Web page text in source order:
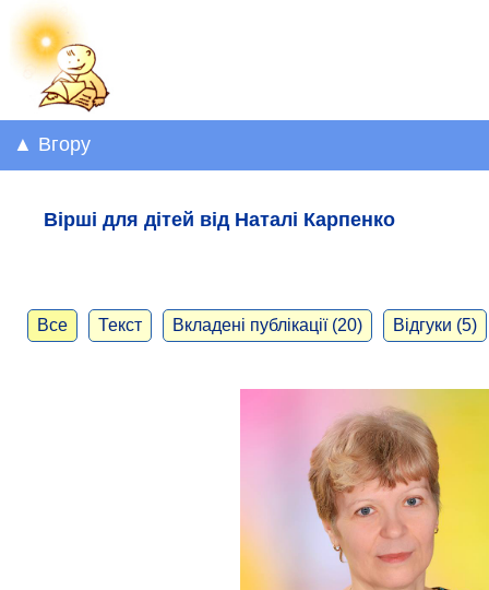
▲ Вгору
Вірші для дітей від Наталі Карпенко
Все Текст Вкладені публікації (20) Відгуки (5)